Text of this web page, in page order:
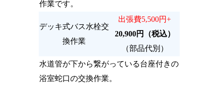
作業です。
デッキ式バス水栓交
換作業
出張費5,500円+
20,900円（税込）
（部品代別）
水道管が下から繋がっている台座付きの
浴室蛇口の交換作業。